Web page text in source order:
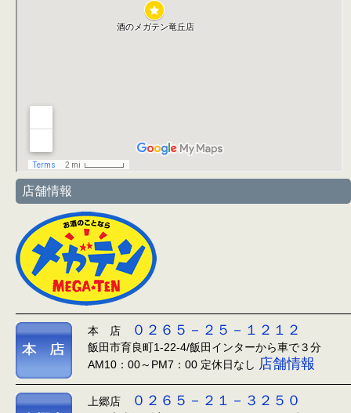
店舗情報
本 店 ０２６５－２５－１２１２
飯田市育良町1-22-4/飯田インターから車で３分
AM10：00～PM7：00 定休日なし 店舗情報
上郷店 ０２６５－２１－３２５０